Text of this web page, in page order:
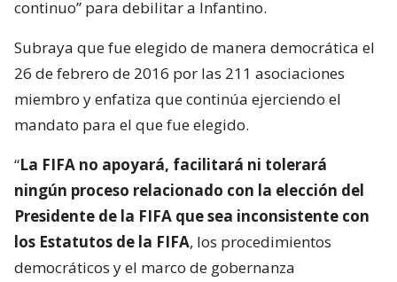
continuo” para debilitar a Infantino.
Subraya que fue elegido de manera democrática el
26 de febrero de 2016 por las 211 asociaciones
miembro y enfatiza que continúa ejerciendo el
mandato para el que fue elegido.
“La FIFA no apoyará, facilitará ni tolerará
ningún proceso relacionado con la elección del
Presidente de la FIFA que sea inconsistente con
los Estatutos de la FIFA, los procedimientos
democráticos y el marco de gobernanza